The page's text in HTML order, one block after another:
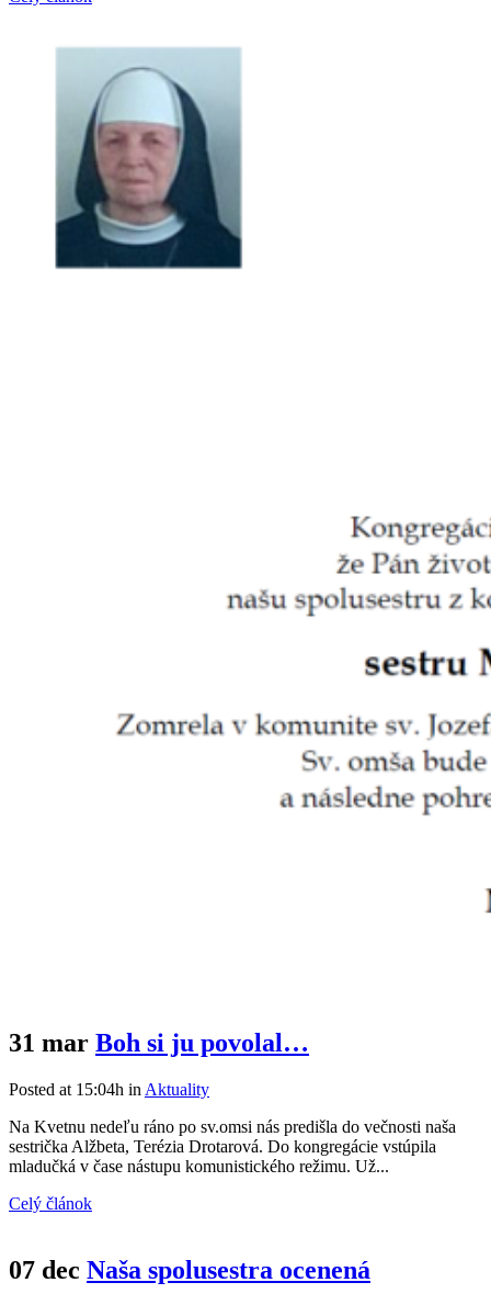
31 mar Boh si ju povolal…
Posted at 15:04h in Aktuality
Na Kvetnu nedeľu ráno po sv.omsi nás predišla do večnosti naša
sestrička Alžbeta, Terézia Drotarová. Do kongregácie vstúpila
mladučká v čase nástupu komunistického režimu. Už...
Celý článok
07 dec Naša spolusestra ocenená